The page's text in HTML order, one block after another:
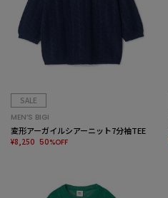
SALE
MEN’S BIGI
変形アーガイルシアーニット7分袖TEE
¥8,250 50%OFF